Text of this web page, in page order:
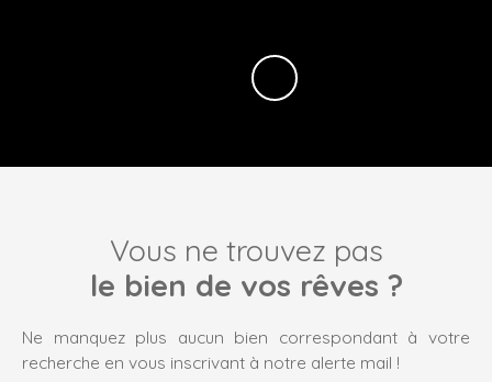
Vous ne trouvez pas
le bien de vos rêves ?
Ne manquez plus aucun bien correspondant à votre
recherche en vous inscrivant à notre alerte mail !